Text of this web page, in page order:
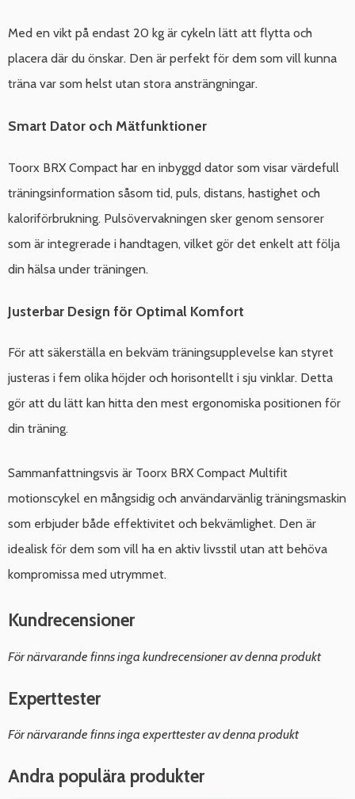
Med en vikt på endast 20 kg är cykeln lätt att flytta och
placera där du önskar. Den är perfekt för dem som vill kunna
träna var som helst utan stora ansträngningar.
Smart Dator och Mätfunktioner
Toorx BRX Compact har en inbyggd dator som visar värdefull
träningsinformation såsom tid, puls, distans, hastighet och
kaloriförbrukning. Pulsövervakningen sker genom sensorer
som är integrerade i handtagen, vilket gör det enkelt att följa
din hälsa under träningen.
Justerbar Design för Optimal Komfort
För att säkerställa en bekväm träningsupplevelse kan styret
justeras i fem olika höjder och horisontellt i sju vinklar. Detta
gör att du lätt kan hitta den mest ergonomiska positionen för
din träning.
Sammanfattningsvis är Toorx BRX Compact Multifit
motionscykel en mångsidig och användarvänlig träningsmaskin
som erbjuder både effektivitet och bekvämlighet. Den är
idealisk för dem som vill ha en aktiv livsstil utan att behöva
kompromissa med utrymmet.
Kundrecensioner
För närvarande finns inga kundrecensioner av denna produkt
Experttester
För närvarande finns inga experttester av denna produkt
Andra populära produkter